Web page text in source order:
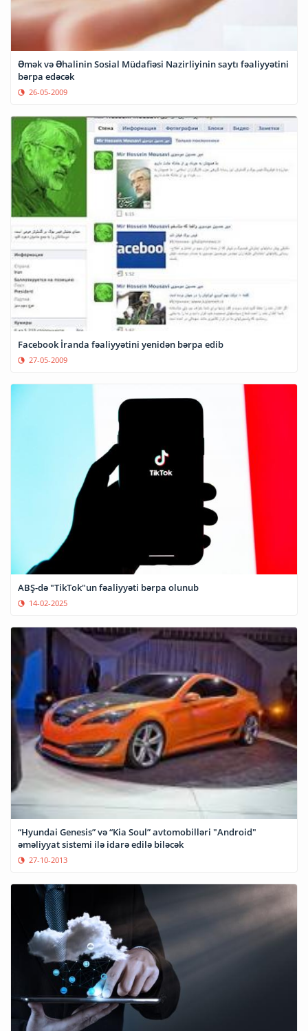
Əmək və Əhalinin Sosial Müdafiəsi Nazirliyinin saytı fəaliyyətini
bərpa edəcək
26-05-2009
Facebook İranda fəaliyyətini yenidən bərpa edib
27-05-2009
ABŞ-də "TikTok"un fəaliyyəti bərpa olunub
14-02-2025
“Hyundai Genesis” və “Kia Soul” avtomobilləri "Android"
əməliyyat sistemi ilə idarə edilə biləcək
27-10-2013